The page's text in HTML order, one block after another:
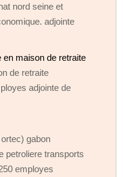
nord seine et
adjointe
en maison de retraite
de retraite
adjointe de
gabon
petroliere transports
employes